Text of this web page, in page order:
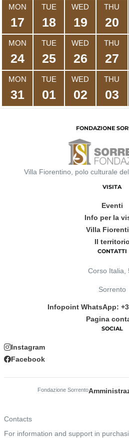
MON
17
TUE
18
WED
19
THU
20
MON
24
TUE
25
WED
26
THU
27
MON
31
TUE
01
WED
02
THU
03
FONDAZIONE
Villa Fiorentino, polo culturale
VISITA
Eventi
Info per la
Villa
Il territorio
CONTATTI
Corso Italia,
Sorrento
Infopoint WhatsApp:
Pagina
SOCIAL
Instagram
Facebook
Fondazione Sorrento
Contacts
For information and support in